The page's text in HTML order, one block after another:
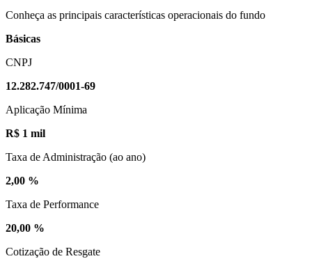
Conheça as principais características operacionais do fundo
Básicas
CNPJ
12.282.747/0001-69
Aplicação Mínima
R$ 1 mil
Taxa de Administração (ao ano)
2,00 %
Taxa de Performance
20,00 %
Cotização de Resgate